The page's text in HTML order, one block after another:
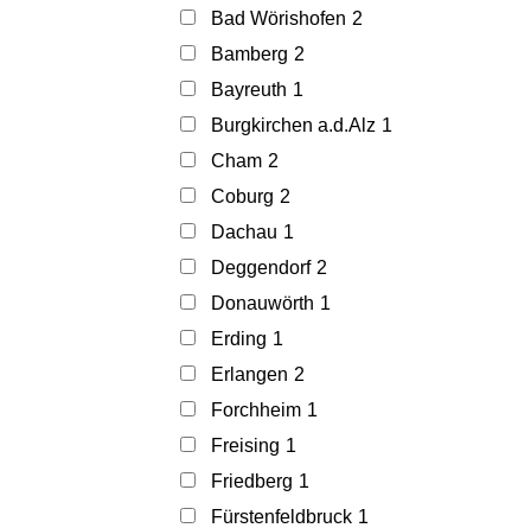
Bad Wörishofen 2
Bamberg 2
Bayreuth 1
Burgkirchen a.d.Alz 1
Cham 2
Coburg 2
Dachau 1
Deggendorf 2
Donauwörth 1
Erding 1
Erlangen 2
Forchheim 1
Freising 1
Friedberg 1
Fürstenfeldbruck 1